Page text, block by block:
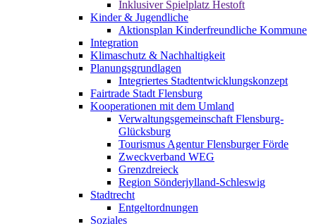
Inklusiver Spielplatz Hestoft
Kinder & Jugendliche
Aktionsplan Kinderfreundliche Kommune
Integration
Klimaschutz & Nachhaltigkeit
Planungsgrundlagen
Integriertes Stadtentwicklungskonzept
Fairtrade Stadt Flensburg
Kooperationen mit dem Umland
Verwaltungsgemeinschaft Flensburg-
Glücksburg
Tourismus Agentur Flensburger Förde
Zweckverband WEG
Grenzdreieck
Region Sönderjylland-Schleswig
Stadtrecht
Entgeltordnungen
Soziales